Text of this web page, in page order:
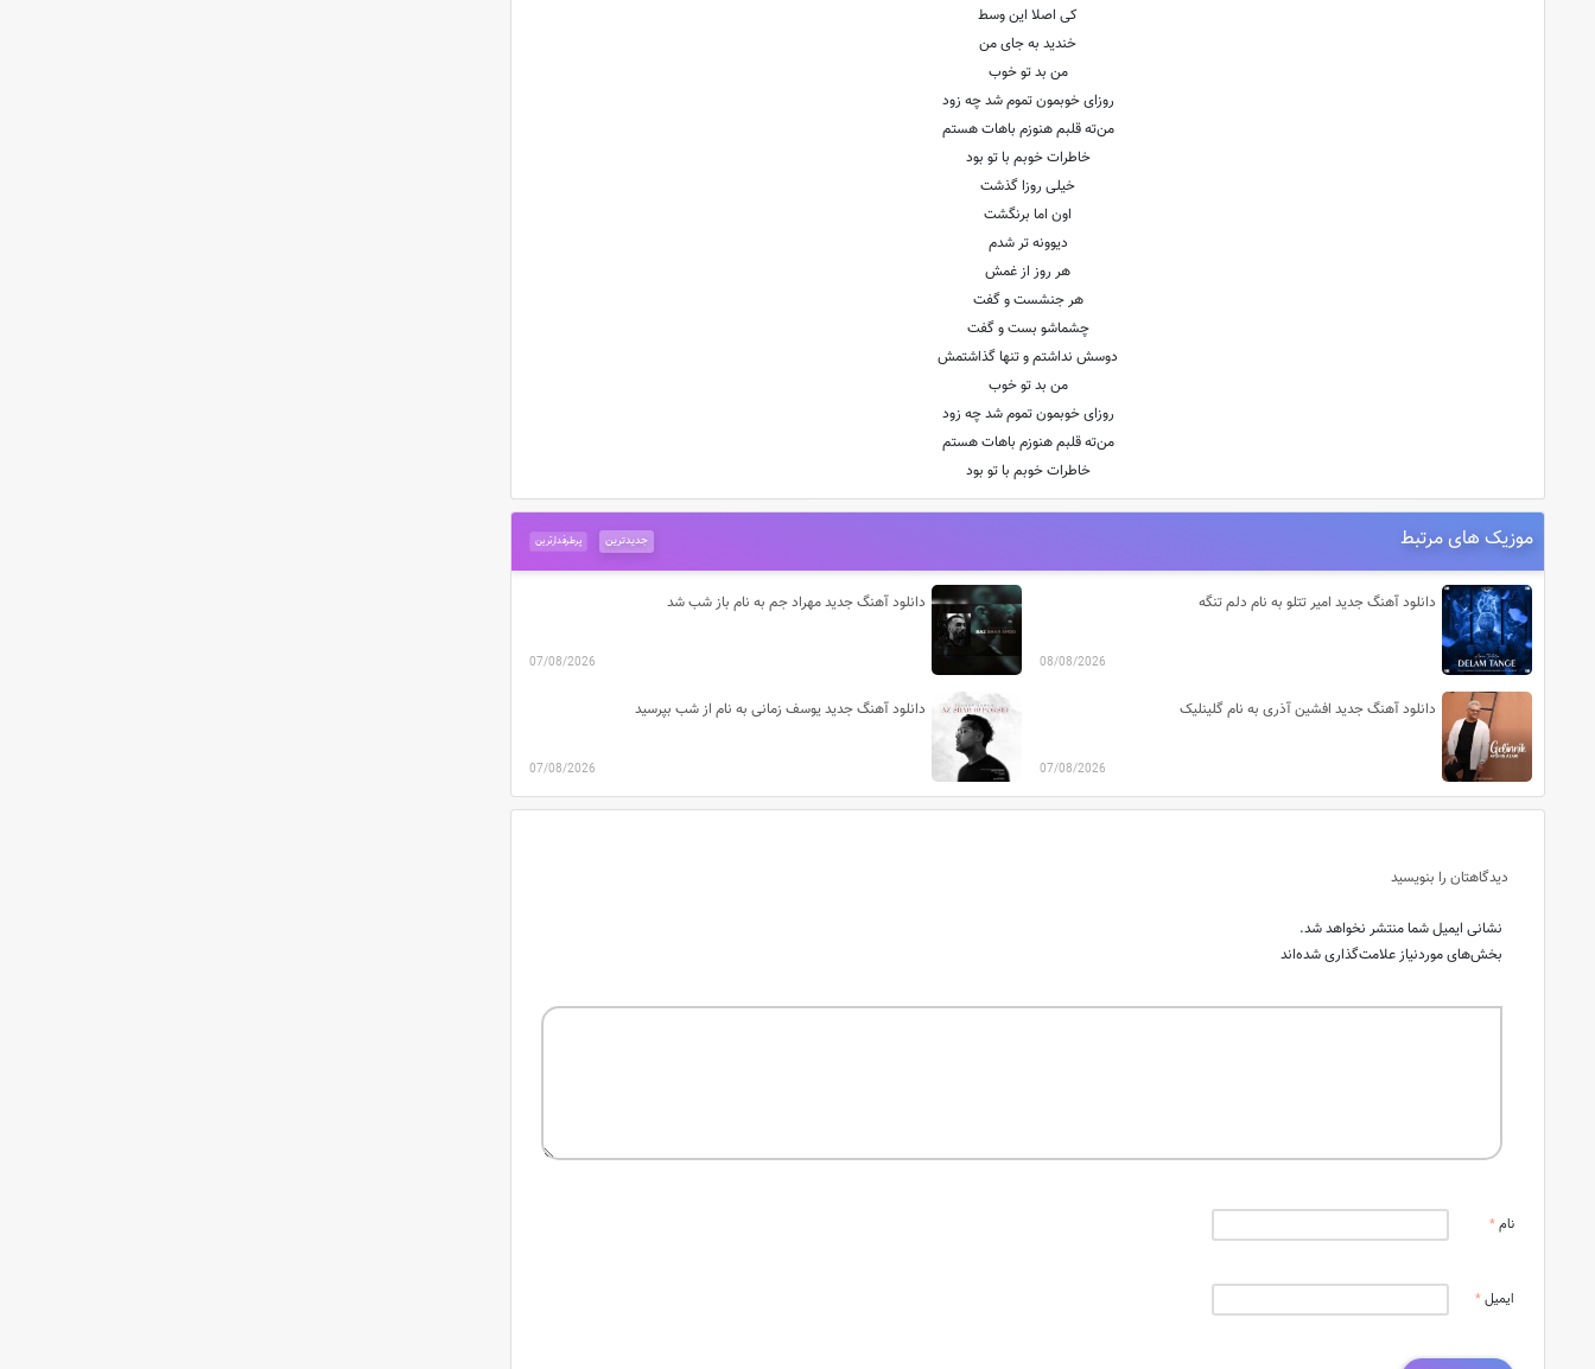
کی اصلا این وسط
خندید به جای من
من بد تو خوب
روزای خوبمون تموم شد چه زود
من‌ته قلبم هنوزم باهات هستم
خاطرات خوبم با تو بود
خیلی روزا گذشت
اون اما برنگشت
دیوونه تر شدم
هر روز از غمش
هر جنشست و گفت
چشماشو بست و گفت
دوسش نداشتم و تنها گذاشتمش
من بد تو خوب
روزای خوبمون تموم شد چه زود
من‌ته قلبم هنوزم باهات هستم
خاطرات خوبم با تو بود
موزیک های مرتبط پرطرفدارترین جدیدترین
دانلود آهنگ جدید امیر تتلو به نام دلم تنگه
08/08/2026
دانلود آهنگ جدید مهراد جم به نام باز شب شد
07/08/2026
دانلود آهنگ جدید افشین آذری به نام گلینلیک
07/08/2026
دانلود آهنگ جدید یوسف زمانی به نام از شب بپرسید
07/08/2026
دیدگاهتان را بنویسید
نشانی ایمیل شما منتشر نخواهد شد.
بخش‌های موردنیاز علامت‌گذاری شده‌اند
نام*
ایمیل*